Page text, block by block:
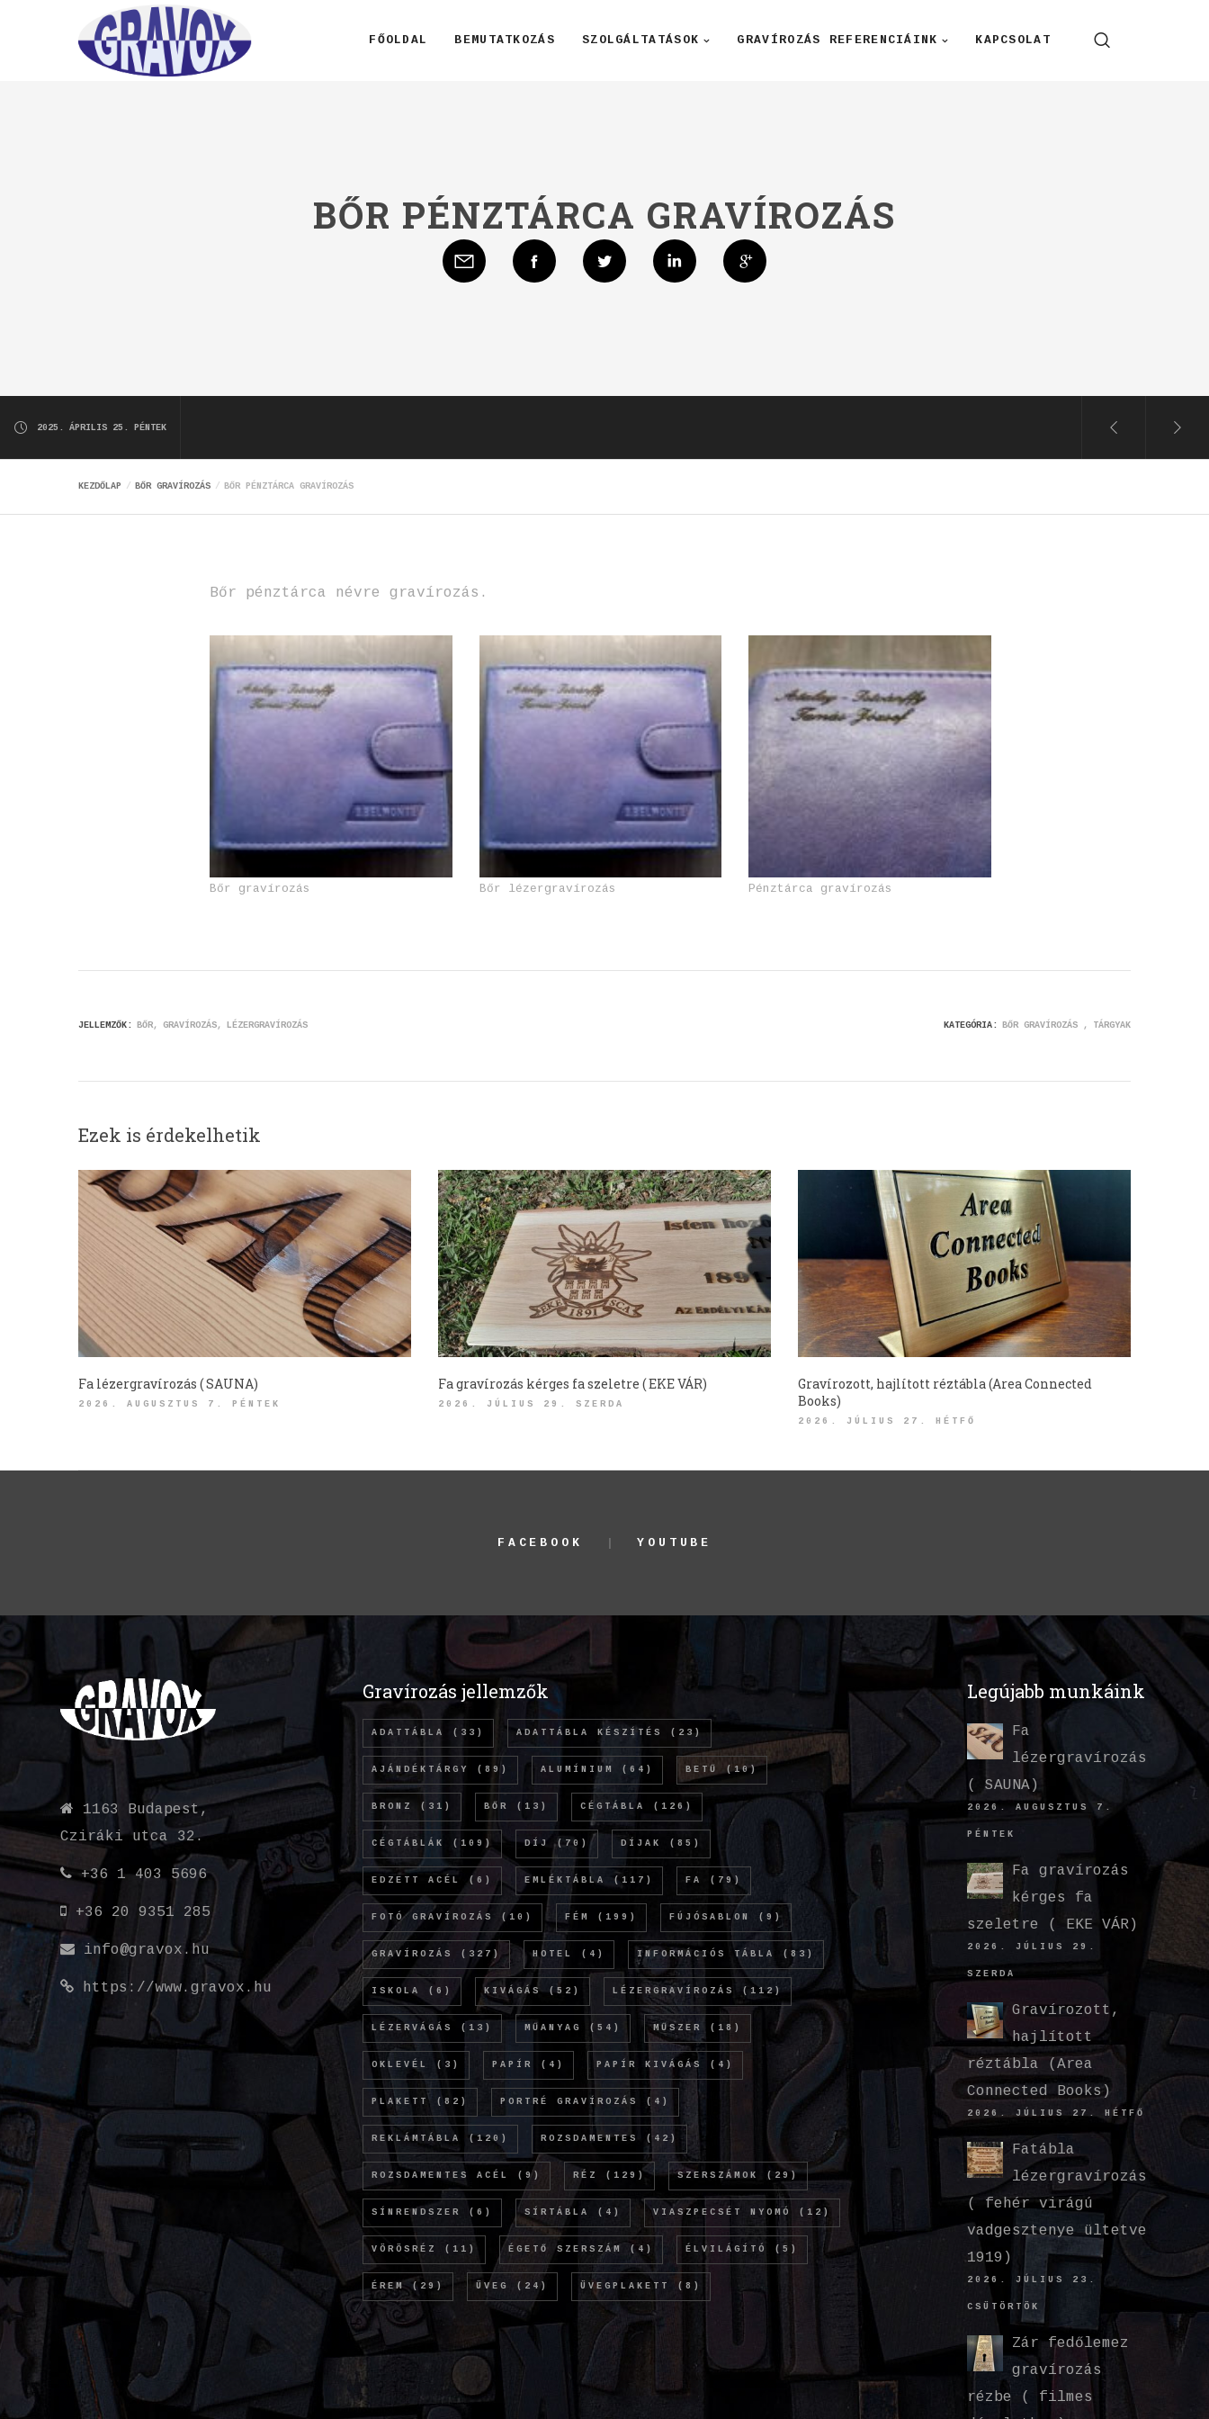
FŐOLDAL BEMUTATKOZÁS SZOLGÁLTATÁSOK GRAVÍROZÁS REFERENCIÁINK KAPCSOLAT
BŐR PÉNZTÁRCA GRAVÍROZÁS
2025. ÁPRILIS 25. PÉNTEK
KEZDŐLAP BŐR GRAVÍROZÁS BŐR PÉNZTÁRCA GRAVÍROZÁS
Bőr pénztárca névre gravírozás.
Bőr gravírozás Bőr lézergravírozás Pénztárca gravírozás
JELLEMZŐK: BŐR GRAVÍROZÁS LÉZERGRAVÍROZÁS KATEGÓRIA: BŐR GRAVÍROZÁS TÁRGYAK
Ezek is érdekelhetik
Fa lézergravírozás ( SAUNA)
2026. AUGUSZTUS 7. PÉNTEK
Fa gravírozás kérges fa szeletre ( EKE VÁR)
2026. JÚLIUS 29. SZERDA
Gravírozott, hajlított réztábla (Area Connected
Books)
2026. JÚLIUS 27. HÉTFŐ
FACEBOOK YOUTUBE
1163 Budapest,
Cziráki utca 32.
+36 1 403 5696
+36 20 9351 285
info@gravox.hu
https://www.gravox.hu
Gravírozás jellemzők
ADATTÁBLA (33) ADATTÁBLA KÉSZÍTÉS (23)
AJÁNDÉKTÁRGY (89) ALUMÍNIUM (64) BETŰ (10)
BRONZ (31) BŐR (13) CÉGTÁBLA (126)
CÉGTÁBLÁK (109) DÍJ (70) DÍJAK (85)
EDZETT ACÉL (6) EMLÉKTÁBLA (117) FA (79)
FOTÓ GRAVÍROZÁS (10) FÉM (199) FÚJÓSABLON (9)
GRAVÍROZÁS (327) HOTEL (4) INFORMÁCIÓS TÁBLA (83)
ISKOLA (6) KIVÁGÁS(52) LÉZERGRAVÍROZÁS (112)
LÉZERVÁGÁS (13) MŰANYAG (54) MŰSZER (18)
OKLEVÉL (3) PAPÍR (4) PAPÍR KIVÁGÁS (4)
PLAKETT(82) PORTRÉ GRAVÍROZÁS (4)
REKLÁMTÁBLA (120) ROZSDAMENTES (42)
ROZSDAMENTES ACÉL (9) RÉZ (129) SZERSZÁMOK (29)
SÍNRENDSZER (6) SÍRTÁBLA (4) VIASZPECSÉT NYOMÓ (12)
VÖRÖSRÉZ (11) ÉGETŐ SZERSZÁM (4) ÉLVILÁGÍTÓ (5)
ÉREM(29) ÜVEG (24) ÜVEGPLAKETT (8)
Legújabb munkáink
Fa
lézergravírozás
( SAUNA)
2026. AUGUSZTUS 7.
PÉNTEK
Fa gravírozás
kérges fa
szeletre ( EKE VÁR)
2026. JÚLIUS 29.
SZERDA
Gravírozott,
hajlított
réztábla (Area
Connected Books)
2026. JÚLIUS 27. HÉTFŐ
Fatábla
lézergravírozás
( fehér virágú
vadgesztenye ültetve
1919)
2026. JÚLIUS 23.
CSÜTÖRTÖK
Zár fedőlemez
gravírozás
rézbe ( filmes